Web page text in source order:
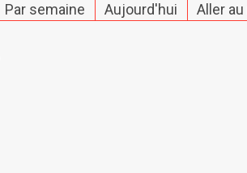
Par semaine Aujourd'hui Aller